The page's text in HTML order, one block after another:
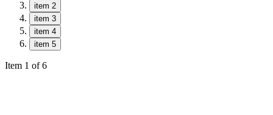
item 2
item 3
item 4
item 5
Item 1 of 6